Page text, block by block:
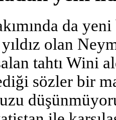
da yeni
olan
tahtı Wini
sözler bir